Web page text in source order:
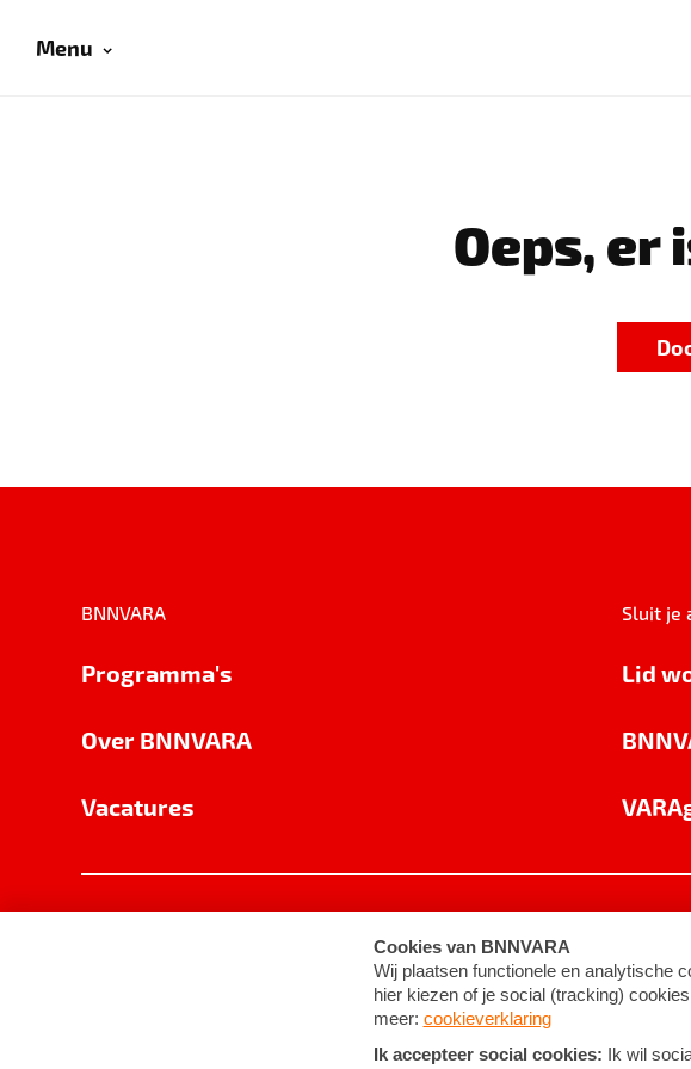
Menu
Oeps, er
BNNVARA
Programma's
Over BNNVARA
Vacatures
Sluit je
Lid
Cookie-instellingen Algemene voorwaarden